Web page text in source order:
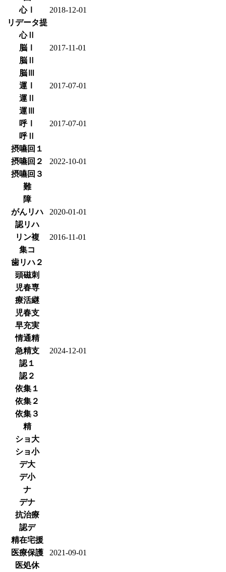
心Ⅰ
2018-12-01
リデータ提
心Ⅱ
脳Ⅰ
2017-11-01
脳Ⅱ
脳Ⅲ
運Ⅰ
2017-07-01
運Ⅱ
運Ⅲ
呼Ⅰ
2017-07-01
呼Ⅱ
摂嚥回１
摂嚥回２
2022-10-01
摂嚥回３
難
障
がんリハ
2020-01-01
認リハ
リン複
2016-11-01
集コ
歯リハ２
頭磁刺
児春専
療活継
児春支
早充実
情通精
急精支
2024-12-01
認１
認２
依集１
依集２
依集３
精
ショ大
ショ小
デ大
デ小
ナ
デナ
抗治療
認デ
精在宅援
医療保護
2021-09-01
医処休